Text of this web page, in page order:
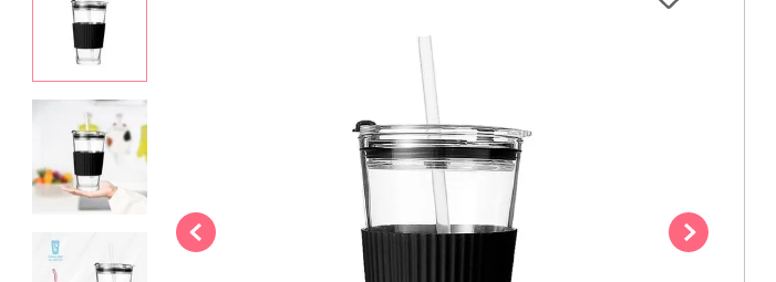
9.
llaveros
.